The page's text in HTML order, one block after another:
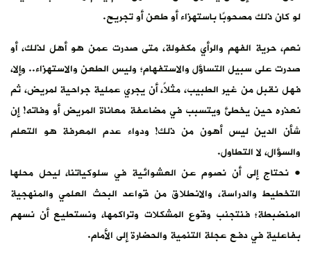
لو كان ذلك مصحوبًا باستهزاء أو طعن أو تجريح.
نعم، حرية الفهم والرأي مكفولة، متى صدرت عمن هو أهل لذلك، أو
صدرت على سبيل التساؤل والاستفهام؛ وليس الطعن والاستهزاء.. وإلا،
فهل نقبل من غير الطبيب، مثلاً، أن يجري عملية جراحية لمريض، ثم
نعذره حين يخطئ ويتسبب في مضاعفة معاناة المريض أو وفاته! إن
شأن الدين ليس أهون من ذلك! ودواء عدم المعرفة هو التعلم
والسؤال، لا التطاول.
• نحتاج إلى أن نصوم عن العشوائية في سلوكياتنا، ليحل محلها
التخطيط والدراسة، والانطلاق من قواعد البحث العلمي والمنهجية
المنضبطة؛ فنتجنب وقوع المشكلات وتراكمها، ونستطيع أن نسهم
بفاعلية في دفع عجلة التنمية والحضارة إلى الأمام.